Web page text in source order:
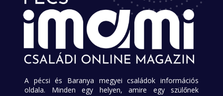
A pécsi és Baranya megyei családok információs
oldala. Minden egy helyen, amire egy szülőnek